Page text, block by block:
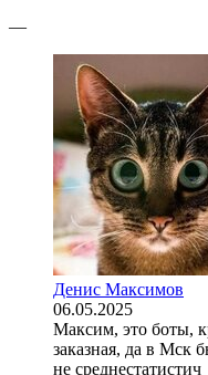
—
Денис Максимов
06.05.2025
Максим, это боты,
заказная, да в Мск
не среднестатистич